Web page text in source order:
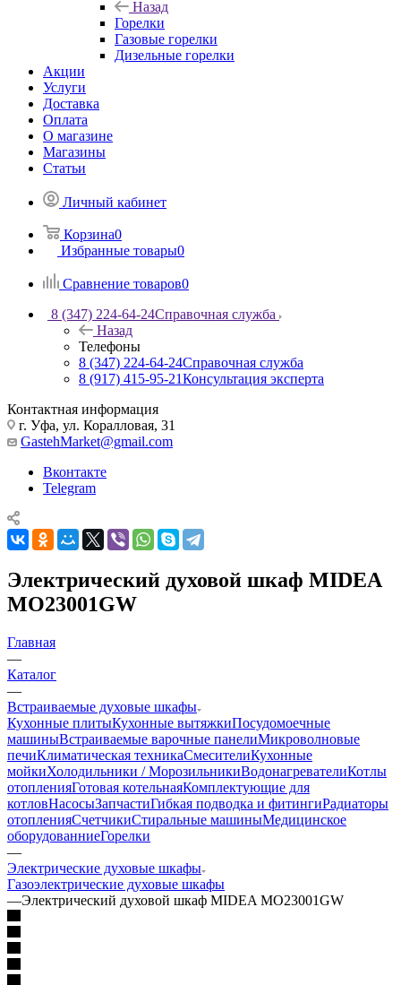
Назад
Горелки
Газовые горелки
Дизельные горелки
Акции
Услуги
Доставка
Оплата
О магазине
Магазины
Статьи
Личный кабинет
Корзина0
Избранные товары0
Сравнение товаров0
8 (347) 224-64-24Справочная служба
Назад
Телефоны
8 (347) 224-64-24Справочная служба
8 (917) 415-95-21Консультация эксперта
Контактная информация
г. Уфа, ул. Коралловая, 31
GastehMarket@gmail.com
Вконтакте
Telegram
Электрический духовой шкаф MIDEA
MO23001GW
Главная
—
Каталог
—
Встраиваемые духовые шкафы
Кухонные плитыКухонные вытяжкиПосудомоечные
машиныВстраиваемые варочные панелиМикроволновые
печиКлиматическая техникаСмесителиКухонные
мойкиХолодильники / МорозильникиВодонагревателиКотлы
отопленияГотовая котельнаяКомплектующие для
котловНасосыЗапчастиГибкая подводка и фитингиРадиаторы
отопленияСчетчикиСтиральные машиныМедицинское
оборудованниеГорелки
—
Электрические духовые шкафы
Газоэлектрические духовые шкафы
—Электрический духовой шкаф MIDEA MO23001GW